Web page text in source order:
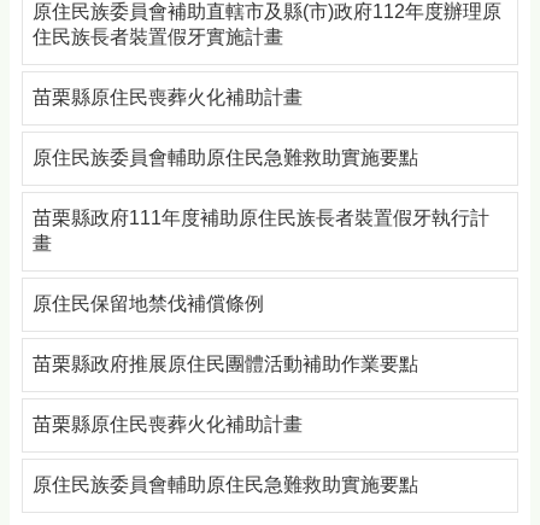
原住民族委員會補助直轄市及縣(市)政府112年度辦理原
住民族長者裝置假牙實施計畫
苗栗縣原住民喪葬火化補助計畫
原住民族委員會輔助原住民急難救助實施要點
苗栗縣政府111年度補助原住民族長者裝置假牙執行計
畫
原住民保留地禁伐補償條例
苗栗縣政府推展原住民團體活動補助作業要點
苗栗縣原住民喪葬火化補助計畫
原住民族委員會輔助原住民急難救助實施要點